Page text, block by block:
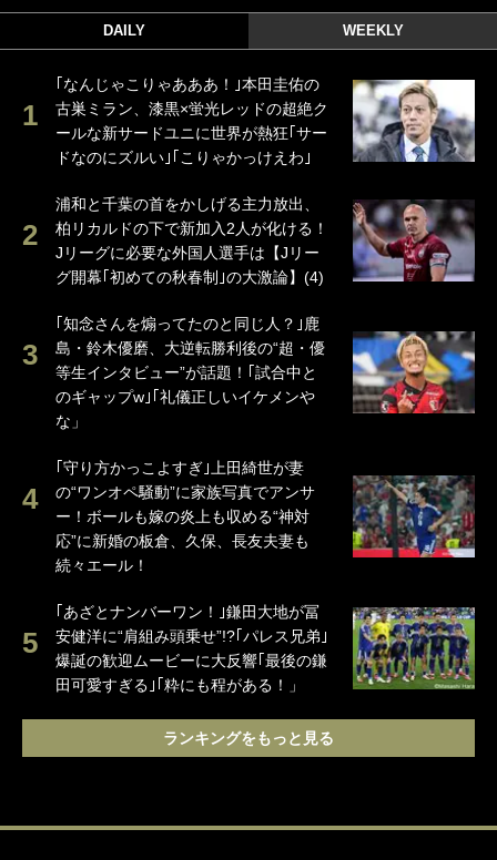
DAILY WEEKLY
｢なんじゃこりゃあああ！｣本田圭佑の
古巣ミラン、漆黒×蛍光レッドの超絶ク
ールな新サードユニに世界が熱狂｢サー
ドなのにズルい｣｢こりゃかっけえわ｣
浦和と千葉の首をかしげる主力放出、
柏リカルドの下で新加入2人が化ける！
Jリーグに必要な外国人選手は【Jリー
グ開幕｢初めての秋春制｣の大激論】(4)
｢知念さんを煽ってたのと同じ人？｣鹿
島・鈴木優磨、大逆転勝利後の“超・優
等生インタビュー”が話題！｢試合中と
のギャップw｣｢礼儀正しいイケメンや
な」
｢守り方かっこよすぎ｣上田綺世が妻
の“ワンオペ騒動”に家族写真でアンサ
ー！ボールも嫁の炎上も収める“神対
応”に新婚の板倉、久保、長友夫妻も
続々エール！
｢あざとナンバーワン！｣鎌田大地が冨
安健洋に“肩組み頭乗せ”!?｢パレス兄弟｣
爆誕の歓迎ムービーに大反響｢最後の鎌
田可愛すぎる｣｢粋にも程がある！」
ランキングをもっと見る